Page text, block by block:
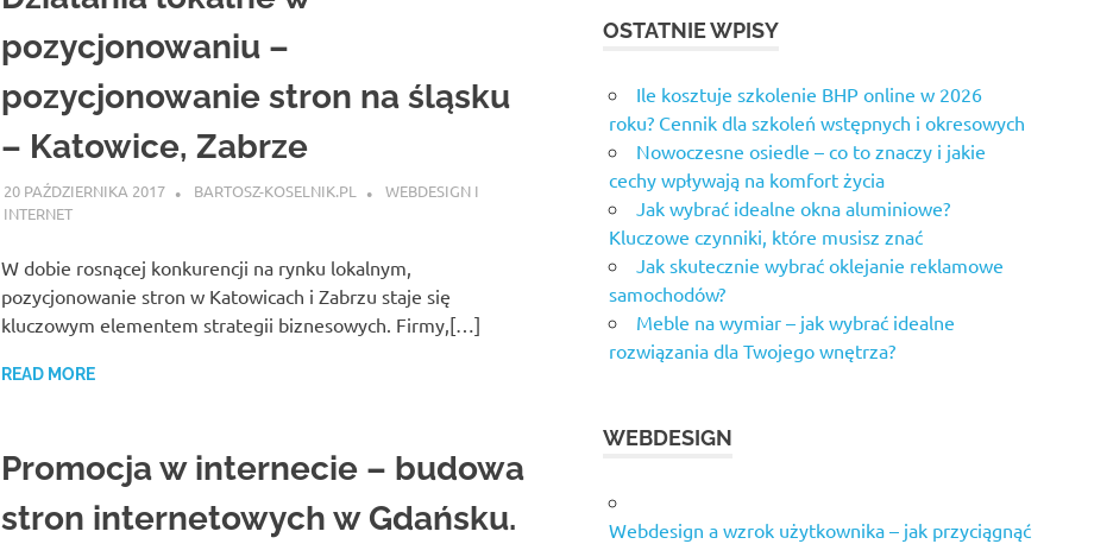
pozycjonowaniu –
pozycjonowanie stron na śląsku
– Katowice, Zabrze
20 PAŹDZIERNIKA 2017 BARTOSZ-KOSELNIK.PL
WEBDESIGN I
INTERNET
W dobie rosnącej konkurencji na rynku lokalnym,
pozycjonowanie stron w Katowicach i Zabrzu staje się
kluczowym elementem strategii biznesowych. Firmy,[…]
READ MORE
Promocja w internecie – budowa
stron internetowych w Gdańsku.
OSTATNIE WPISY
Ile kosztuje szkolenie BHP online w 2026
roku? Cennik dla szkoleń wstępnych i okresowych
Nowoczesne osiedle – co to znaczy i jakie
cechy wpływają na komfort życia
Jak wybrać idealne okna aluminiowe?
Kluczowe czynniki, które musisz znać
Jak skutecznie wybrać oklejanie reklamowe
samochodów?
Meble na wymiar – jak wybrać idealne
rozwiązania dla Twojego wnętrza?
WEBDESIGN
Webdesign a wzrok użytkownika – jak przyciągnąć